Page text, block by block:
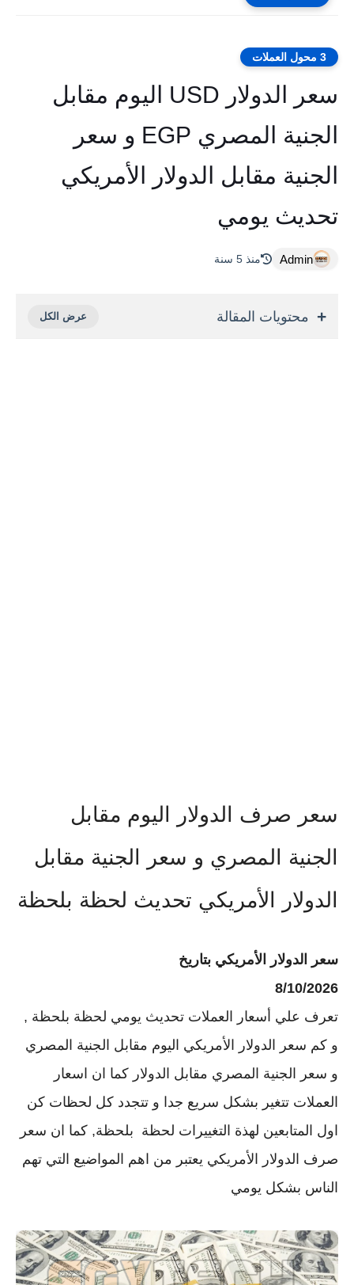
3 محول العملات
سعر الدولار USD اليوم مقابل
الجنية المصري EGP و سعر
الجنية مقابل الدولار الأمريكي
تحديث يومي
Admin منذ 5 سنة
محتويات المقالة
سعر صرف الدولار اليوم مقابل
الجنية المصري و سعر الجنية مقابل
الدولار الأمريكي تحديث لحظة بلحظة
سعر الدولار الأمريكي بتاريخ
8/10/2026
تعرف علي أسعار العملات تحديث يومي لحظة بلحظة ,
و كم سعر الدولار الأمريكي اليوم مقابل الجنية المصري
و سعر الجنية المصري مقابل الدولار كما ان اسعار
العملات تتغير بشكل سريع جدا و تتجدد كل لحظات كن
اول المتابعين لهذة التغييرات لحظة بلحظة, كما ان سعر
صرف الدولار الأمريكي يعتبر من اهم المواضيع التي تهم
الناس بشكل يومي